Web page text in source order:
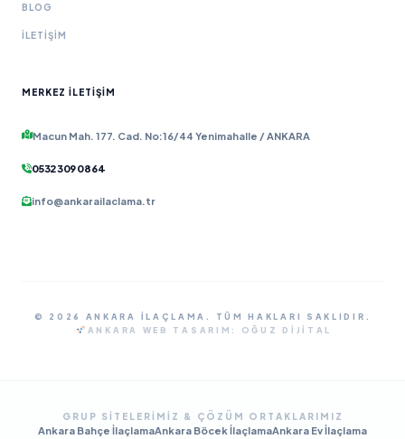
BLOG
İLETIŞIM
MERKEZ İLETIŞIM
Macun Mah. 177. Cad. No:16/44 Yenimahalle / ANKARA
0532 309 08 64
info@ankarailaclama.tr
© 2026 ANKARA İLAÇLAMA. TÜM HAKLARI SAKLIDIR.
ANKARA WEB TASARIM:
OĞUZ DIJITAL
GRUP SITELERIMIZ & ÇÖZÜM ORTAKLARIMIZ
Ankara Bahçe İlaçlamaAnkara Böcek İlaçlamaAnkara Ev İlaçlama